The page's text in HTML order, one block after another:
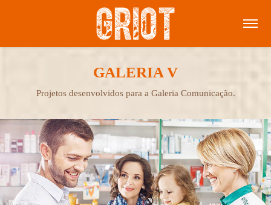
GALERIA V
Projetos desenvolvidos para a Galeria Comunicação.